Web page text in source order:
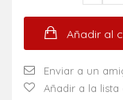
Añadir al
Enviar a un
Añadir a la lista